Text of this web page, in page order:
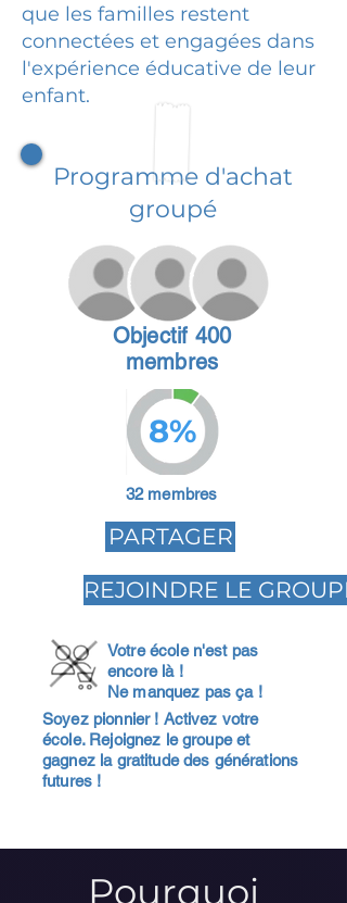
que les familles restent
connectées et engagées dans
l'expérience éducative de leur
enfant.
Programme d'achat
groupé
Objectif 400
membres
8%
32 membres
PARTAGER
REJOINDRE LE GROUPE
Votre école n'est pas
encore là !
Ne manquez pas ça !
Soyez pionnier ! Activez votre
école. Rejoignez le groupe et
gagnez la gratitude des générations
futures !
Pourquoi